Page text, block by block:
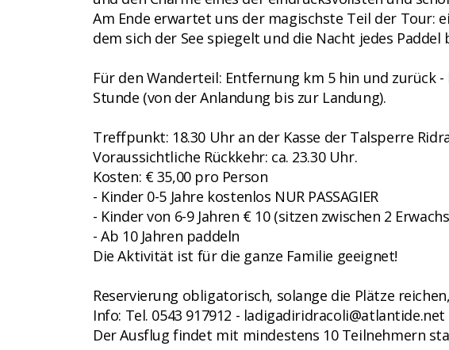
Am Ende erwartet uns der magischste Teil der Tour:
dem sich der See spiegelt und die Nacht jedes Paddel
Für den Wanderteil: Entfernung km 5 hin und zurück
Stunde (von der Anlandung bis zur Landung).
Treffpunkt: 18.30 Uhr an der Kasse der Talsperre
Voraussichtliche Rückkehr: ca. 23.30 Uhr.
Kosten: € 35,00 pro Person
- Kinder 0-5 Jahre kostenlos NUR PASSAGIER
- Kinder von 6-9 Jahren € 10 (sitzen zwischen 2
- Ab 10 Jahren paddeln
Die Aktivität ist für die ganze Familie geeignet!
Reservierung obligatorisch, solange die Plätze
Info: Tel. 0543 917912 - ladigadiridracoli@atlantide.net
Der Ausflug findet mit mindestens 10 Teilnehmern